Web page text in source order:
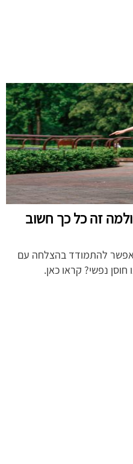
זה כל כך חשוב
להתמודד בהצלחה עם
חוסן נפשי? קראו כאן.